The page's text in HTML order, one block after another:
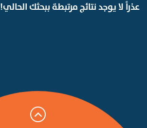
عذراً لا يوجد نتائج مرتبطة ببحثك الحالي!